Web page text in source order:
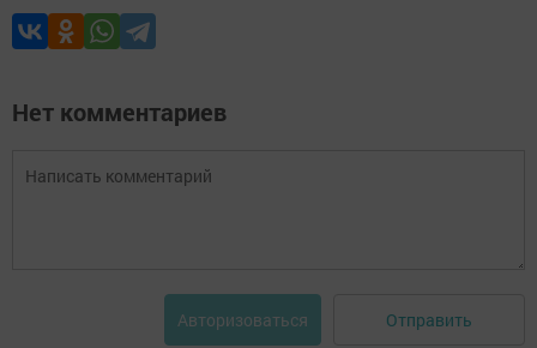
Нет комментариев
Авторизоваться Отправить